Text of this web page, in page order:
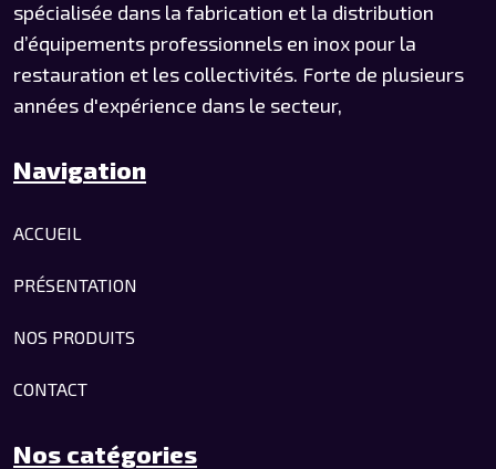
spécialisée dans la fabrication et la distribution
d’équipements professionnels en inox pour la
restauration et les collectivités. Forte de plusieurs
années d'expérience dans le secteur,
Navigation
ACCUEIL
PRÉSENTATION
NOS PRODUITS
CONTACT
Nos catégories